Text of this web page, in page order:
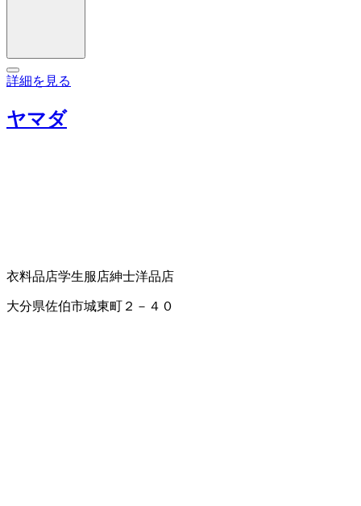
詳細を見る
ヤマダ
衣料品店学生服店紳士洋品店
大分県佐伯市城東町２－４０